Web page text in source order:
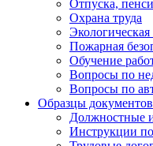
Отпуска,
Охрана труда
Экологическая
Пожарная
Обучение
Вопросы по
Вопросы по
Образцы документов
Должностные
Инструкции по